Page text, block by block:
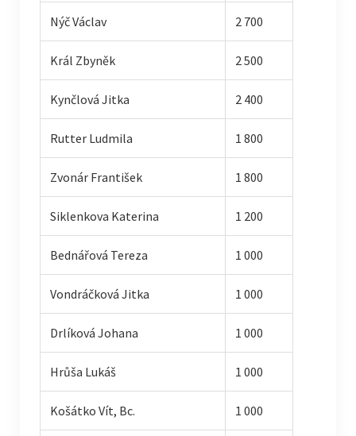
Nýč Václav 2 700
Král Zbyněk 2 500
Kynčlová Jitka 2 400
Rutter Ludmila 1 800
Zvonár František 1 800
Siklenkova Katerina 1 200
Bednářová Tereza 1 000
Vondráčková Jitka 1 000
Drlíková Johana 1 000
Hrůša Lukáš 1 000
Košátko Vít, Bc. 1 000